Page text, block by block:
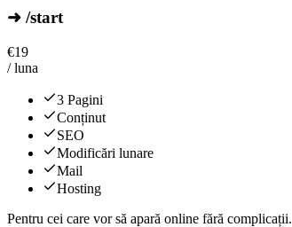
➜ /start
€19
/ luna
3 Pagini
Conținut
SEO
Modificări lunare
Mail
Hosting
Pentru cei care vor să apară online fără complicații.